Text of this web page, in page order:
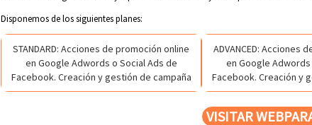
Disponemos de los siguientes planes:
STANDARD: Acciones de promoción online
en Google Adwords o Social Ads de
Facebook. Creación y gestión de campaña
ADVANCED: Acciones
en Google
Facebook. Creación y